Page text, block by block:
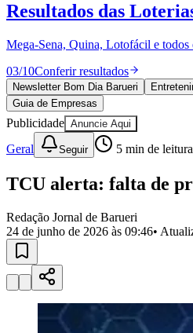
Anuncie no Portal
Cadastrar Empresa
Divulgar Vagas Novo
Publicidade Legal
Política
Eleições
Esportes
Saúde
Segurança
Cultura
Obras
Educação
Bairros de Barueri
Selecione sua região
AldeiaAldeia da Serra
MilitarItapeviJandiraJardim Audir
Jardim Maria Helena Jardim
Resultados das
Mega-Sena, Quina, Lotofácil e todos
03/10Conferir resultados
Newsletter Bom Dia Barueri
Guia de Empresas
Publicidade Anuncie Aqui
Geral Seguir 5 min de leitura
TCU alerta: falta de
Redação Jornal de Barueri
24 de junho de 2026 às 09:46•